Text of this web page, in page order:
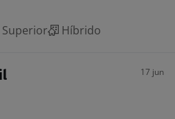
Híbrido
17 jun